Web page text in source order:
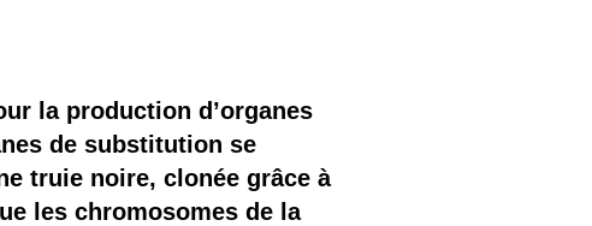
la production d’organes
de substitution se
truie noire, clonée grâce à
les chromosomes de la